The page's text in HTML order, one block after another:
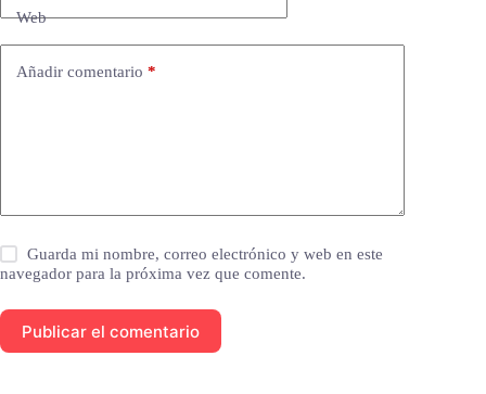
Web
Añadir comentario *
Guarda mi nombre, correo electrónico y web en este
navegador para la próxima vez que comente.
Publicar el comentario